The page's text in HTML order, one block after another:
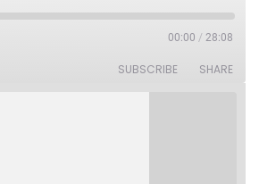
00:00 / 28:08
SUBSCRIBE SHARE